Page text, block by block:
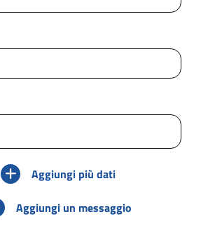
Aggiungi più dati
Aggiungi un messaggio